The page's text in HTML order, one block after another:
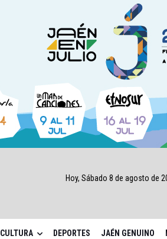
Hoy, Sábado 8 de agosto de
CULTURA DEPORTES JAÉN GENUINO